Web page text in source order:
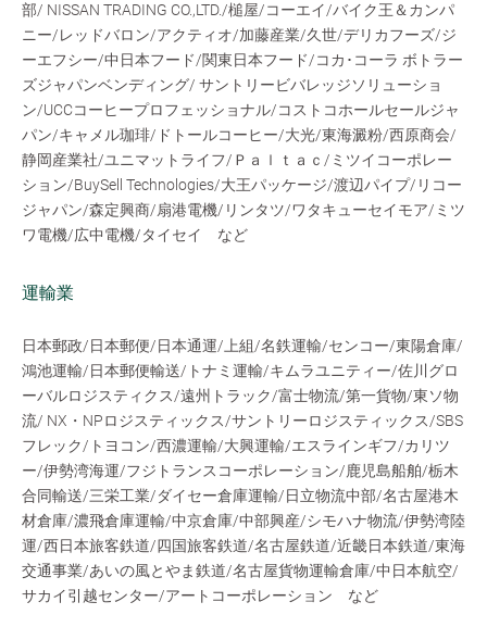
部/ NISSAN TRADING CO.,LTD./槌屋/コーエイ/バイク王＆カンパ
ニー/レッドバロン/アクティオ/加藤産業/久世/デリカフーズ/ジ
ーエフシー/中日本フード/関東日本フード/コカ･コーラ ボトラー
ズジャパンベンディング/ サントリービバレッジソリューショ
ン/UCCコーヒープロフェッショナル/コストコホールセールジャ
パン/キャメル珈琲/ドトールコーヒー/大光/東海澱粉/西原商会/
静岡産業社/ユニマットライフ/Ｐａｌｔａｃ/ミツイコーポレー
ション/BuySell Technologies/大王パッケージ/渡辺パイプ/リコー
ジャパン/森定興商/扇港電機/リンタツ/ワタキューセイモア/ミツ
ワ電機/広中電機/タイセイ など
運輸業
日本郵政/日本郵便/日本通運/上組/名鉄運輸/センコー/東陽倉庫/
鴻池運輸/日本郵便輸送/トナミ運輸/キムラユニティー/佐川グロ
ーバルロジスティクス/遠州トラック/富士物流/第一貨物/東ソ物
流/ NX・NPロジスティックス/サントリーロジスティックス/SBS
フレック/トヨコン/西濃運輸/大興運輸/エスラインギフ/カリツ
ー/伊勢湾海運/フジトランスコーポレーション/鹿児島船舶/栃木
合同輸送/三栄工業/ダイセー倉庫運輸/日立物流中部/名古屋港木
材倉庫/濃飛倉庫運輸/中京倉庫/中部興産/シモハナ物流/伊勢湾陸
運/西日本旅客鉄道/四国旅客鉄道/名古屋鉄道/近畿日本鉄道/東海
交通事業/あいの風とやま鉄道/名古屋貨物運輸倉庫/中日本航空/
サカイ引越センター/アートコーポレーション など